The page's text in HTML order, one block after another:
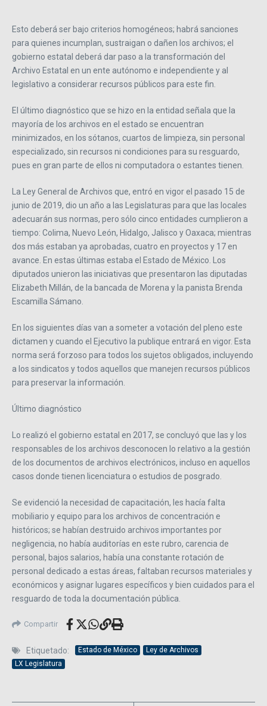
Esto deberá ser bajo criterios homogéneos; habrá sanciones
para quienes incumplan, sustraigan o dañen los archivos; el
gobierno estatal deberá dar paso a la transformación del
Archivo Estatal en un ente autónomo e independiente y al
legislativo a considerar recursos públicos para este fin.
El último diagnóstico que se hizo en la entidad señala que la
mayoría de los archivos en el estado se encuentran
minimizados, en los sótanos, cuartos de limpieza, sin personal
especializado, sin recursos ni condiciones para su resguardo,
pues en gran parte de ellos ni computadora o estantes tienen.
La Ley General de Archivos que, entró en vigor el pasado 15 de
junio de 2019, dio un año a las Legislaturas para que las locales
adecuarán sus normas, pero sólo cinco entidades cumplieron a
tiempo: Colima, Nuevo León, Hidalgo, Jalisco y Oaxaca; mientras
dos más estaban ya aprobadas, cuatro en proyectos y 17 en
avance. En estas últimas estaba el Estado de México. Los
diputados unieron las iniciativas que presentaron las diputadas
Elizabeth Millán, de la bancada de Morena y la panista Brenda
Escamilla Sámano.
En los siguientes días van a someter a votación del pleno este
dictamen y cuando el Ejecutivo la publique entrará en vigor. Esta
norma será forzoso para todos los sujetos obligados, incluyendo
a los sindicatos y todos aquellos que manejen recursos públicos
para preservar la información.
Último diagnóstico
Lo realizó el gobierno estatal en 2017, se concluyó que las y los
responsables de los archivos desconocen lo relativo a la gestión
de los documentos de archivos electrónicos, incluso en aquellos
casos donde tienen licenciatura o estudios de posgrado.
Se evidenció la necesidad de capacitación, les hacía falta
mobiliario y equipo para los archivos de concentración e
históricos; se habían destruido archivos importantes por
negligencia, no había auditorías en este rubro, carencia de
personal, bajos salarios, había una constante rotación de
personal dedicado a estas áreas, faltaban recursos materiales y
económicos y asignar lugares específicos y bien cuidados para el
resguardo de toda la documentación pública.
Compartir
Etiquetado: Estado de México
Ley de Archivos
LX Legislatura